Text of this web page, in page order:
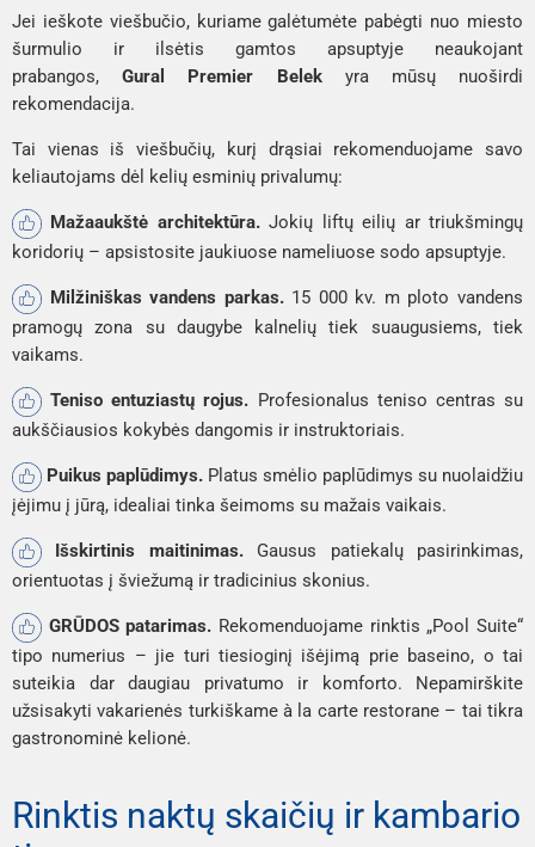
Jei ieškote viešbučio, kuriame galėtumėte pabėgti nuo miesto
šurmulio ir ilsėtis gamtos apsuptyje neaukojant
prabangos,Gural Premier Belekyra mūsų nuoširdi
rekomendacija.
Tai vienas iš viešbučių, kurį drąsiai rekomenduojame savo
keliautojams dėl kelių esminių privalumų:
Mažaaukštė architektūra.Jokių liftų eilių ar triukšmingų
koridorių – apsistosite jaukiuose nameliuose sodo apsuptyje.
Milžiniškas vandens parkas.15 000 kv. m ploto vandens
pramogų zona su daugybe kalnelių tiek suaugusiems, tiek
vaikams.
Teniso entuziastų rojus. Profesionalus teniso centras su
aukščiausios kokybės dangomis ir instruktoriais.
Puikus paplūdimys. Platus smėlio paplūdimys su nuolaidžiu
įėjimu į jūrą, idealiai tinka šeimoms su mažais vaikais.
Išskirtinis maitinimas.Gausus patiekalų pasirinkimas,
orientuotas į šviežumą ir tradicinius skonius.
GRŪDOS patarimas. Rekomenduojame rinktis „Pool Suite“
tipo numerius – jie turi tiesioginį išėjimą prie baseino, o tai
suteikia dar daugiau privatumo ir komforto. Nepamirškite
užsisakyti vakarienės turkiškame à la carte restorane – tai tikra
gastronominė kelionė.
Rinktis naktų skaičių ir kambario